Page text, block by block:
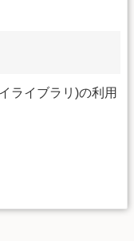
ライブラリ)の利用